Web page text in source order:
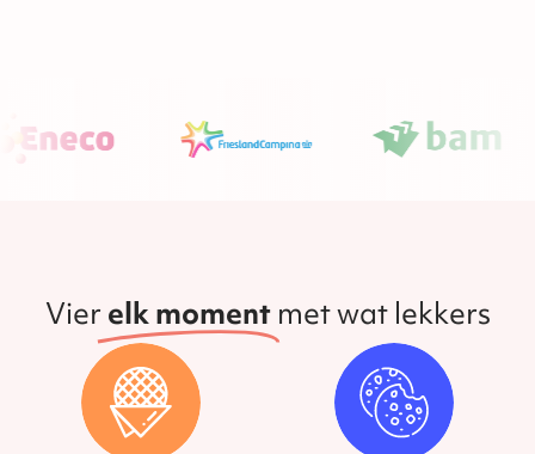
Vier elk moment met wat lekkers